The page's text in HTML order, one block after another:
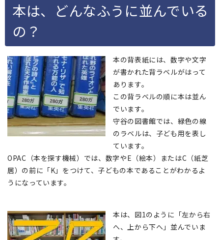
本は、どんなふうに並んでいる
の？
本の背表紙には、数字や文字
が書かれた背ラベルがはって
あります。
この背ラベルの順に本は並ん
でいます。
守谷の図書館では、緑色の線
のラベルは、子ども用を表し
ています。
OPAC（本を探す機械）では、数字やE（絵本）またはC（紙芝
居）の前に「K」をつけて、子どもの本であることがわかるよ
うになっています。
本は、図1のように「左から右
へ、上から下へ」並んでいま